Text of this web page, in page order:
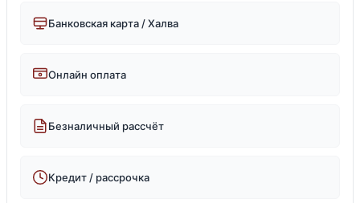
Банковская карта / Халва
Онлайн оплата
Безналичный рассчёт
Кредит / рассрочка